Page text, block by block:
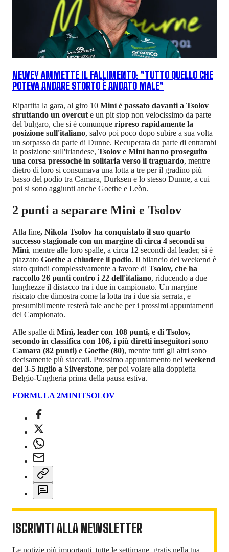
NEWEY AMMETTE IL FALLIMENTO: "TUTTO QUELLO CHE
POTEVA ANDARE STORTO È ANDATO MALE"
Ripartita la gara, al giro 10 Minì è passato davanti a Tsolov
sfruttando un overcut e un pit stop non velocissimo da parte
del bulgaro, che si è comunque ripreso rapidamente la
posizione sull'italiano, salvo poi poco dopo subire a sua volta
un sorpasso da parte di Dunne. Recuperata da parte di entrambi
la posizione sull'irlandese, Tsolov e Minì hanno proseguito
una corsa pressoché in solitaria verso il traguardo, mentre
dietro di loro si consumava una lotta a tre per il gradino più
basso del podio tra Camara, Durksen e lo stesso Dunne, a cui
poi si sono aggiunti anche Goethe e Leòn.
2 punti a separare Minì e Tsolov
Alla fine, Nikola Tsolov ha conquistato il suo quarto
successo stagionale con un margine di circa 4 secondi su
Minì, mentre alle loro spalle, a circa 12 secondi dal leader, si è
piazzato Goethe a chiudere il podio. Il bilancio del weekend è
stato quindi complessivamente a favore di Tsolov, che ha
raccolto 26 punti contro i 22 dell'italiano, riducendo a due
lunghezze il distacco tra i due in campionato. Un margine
risicato che dimostra come la lotta tra i due sia serrata, e
presumibilmente resterà tale anche per i prossimi appuntamenti
del Campionato.
Alle spalle di Minì, leader con 108 punti, e di Tsolov,
secondo in classifica con 106, i più diretti inseguitori sono
Camara (82 punti) e Goethe (80), mentre tutti gli altri sono
decisamente più staccati. Prossimo appuntamento nel weekend
del 3-5 luglio a Silverstone, per poi volare alla doppietta
Belgio-Ungheria prima della pausa estiva.
FORMULA 2MINITSOLOV
ISCRIVITI ALLA NEWSLETTER
Le notizie più importanti, tutte le settimane, gratis nella tua